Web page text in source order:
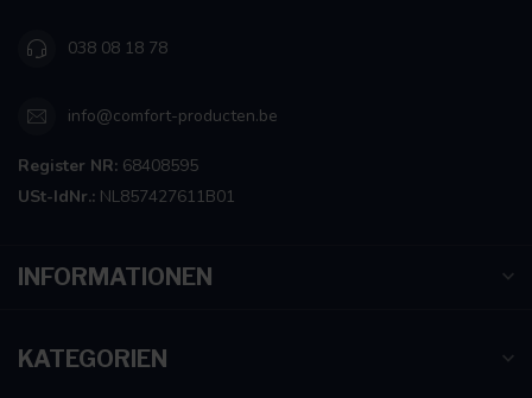
038 08 18 78
info@comfort-producten.be
Register NR: 68408595
USt-IdNr.: NL857427611B01
INFORMATIONEN
KATEGORIEN